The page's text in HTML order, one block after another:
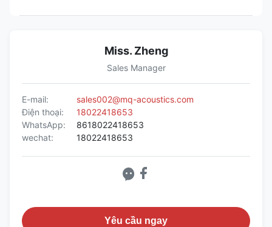
Miss. Zheng
Sales Manager
E-mail:
sales002@mq-acoustics.com
Điện thoại:
18022418653
WhatsApp:
8618022418653
wechat:
18022418653
Yêu cầu ngay